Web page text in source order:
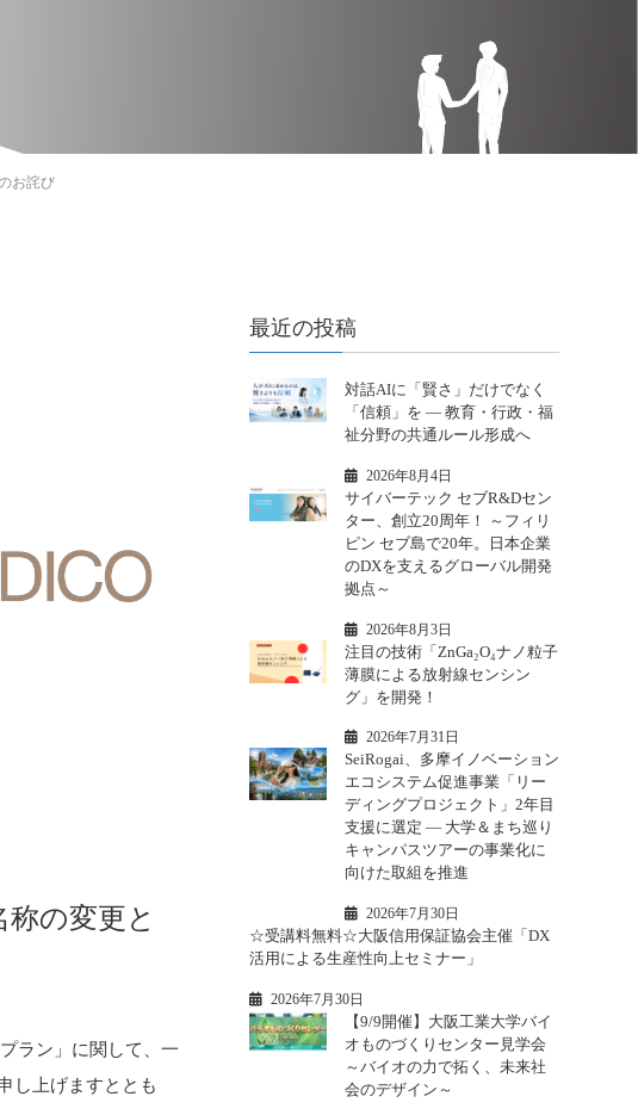
お詫び
称の変更と
ラン」に関して、一
し上げますととも
最近の投稿
対話AIに「賢さ」だけでなく
「信頼」を ― 教育・行政・福
祉分野の共通ルール形成へ
2026年8月4日
サイバーテック セブR&Dセン
ター、創立20周年！ ～フィリ
ピン セブ島で20年。日本企業
のDXを支えるグローバル開発
拠点～
2026年8月3日
注目の技術「ZnGa₂O₄ナノ粒子
薄膜による放射線センシン
グ」を開発！
2026年7月31日
SeiRogai、多摩イノベーション
エコシステム促進事業「リー
ディングプロジェクト」2年目
支援に選定 ― 大学＆まち巡り
キャンパスツアーの事業化に
向けた取組を推進
2026年7月30日
☆受講料無料☆大阪信用保証協会主催「DX
活用による生産性向上セミナー」
2026年7月30日
【9/9開催】大阪工業大学バイ
オものづくりセンター見学会
～バイオの力で拓く、未来社
会のデザイン～